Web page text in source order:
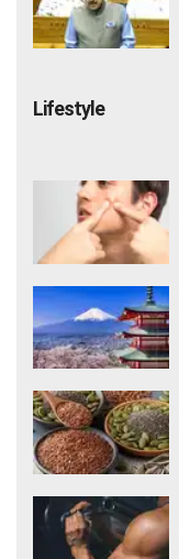
Lifestyle